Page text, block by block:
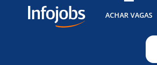
ACHAR VAGAS